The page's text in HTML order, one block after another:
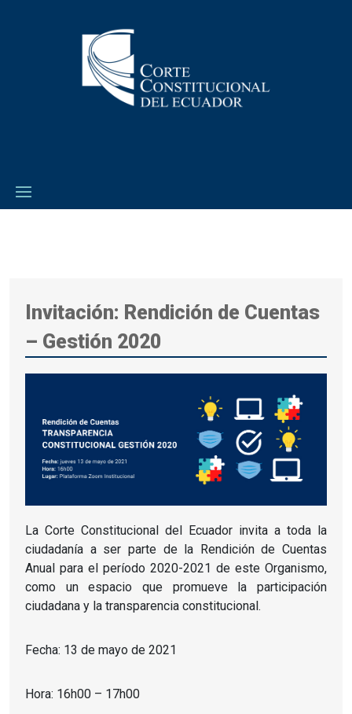
Invitación: Rendición de Cuentas
– Gestión 2020
La Corte Constitucional del Ecuador invita a toda la
ciudadanía a ser parte de la Rendición de Cuentas
Anual para el período 2020-2021 de este Organismo,
como un espacio que promueve la participación
ciudadana y la transparencia constitucional.
Fecha: 13 de mayo de 2021
Hora: 16h00 – 17h00